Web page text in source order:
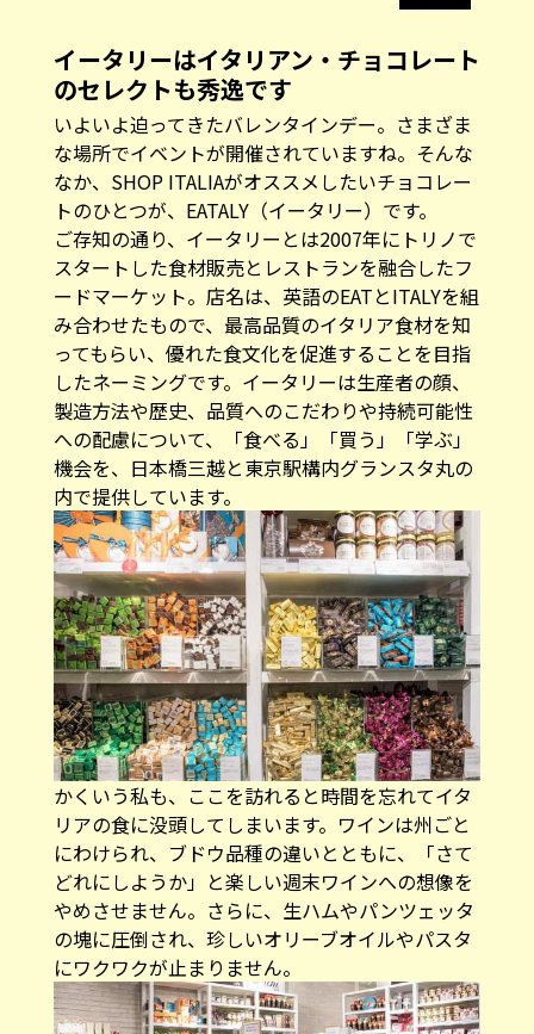
イータリーはイタリアン・チョコレート
のセレクトも秀逸です
いよいよ迫ってきたバレンタインデー。さまざま
な場所でイベントが開催されていますね。そんな
なか、SHOP ITALIAがオススメしたいチョコレー
トのひとつが、EATALY（イータリー）です。
ご存知の通り、イータリーとは2007年にトリノで
スタートした食材販売とレストランを融合したフ
ードマーケット。店名は、英語のEATとITALYを組
み合わせたもので、最高品質のイタリア食材を知
ってもらい、優れた食文化を促進することを目指
したネーミングです。イータリーは生産者の顔、
製造方法や歴史、品質へのこだわりや持続可能性
への配慮について、「食べる」「買う」「学ぶ」
機会を、日本橋三越と東京駅構内グランスタ丸の
内で提供しています。
かくいう私も、ここを訪れると時間を忘れてイタ
リアの食に没頭してしまいます。ワインは州ごと
にわけられ、ブドウ品種の違いとともに、「さて
どれにしようか」と楽しい週末ワインへの想像を
やめさせません。さらに、生ハムやパンツェッタ
の塊に圧倒され、珍しいオリーブオイルやパスタ
にワクワクが止まりません。